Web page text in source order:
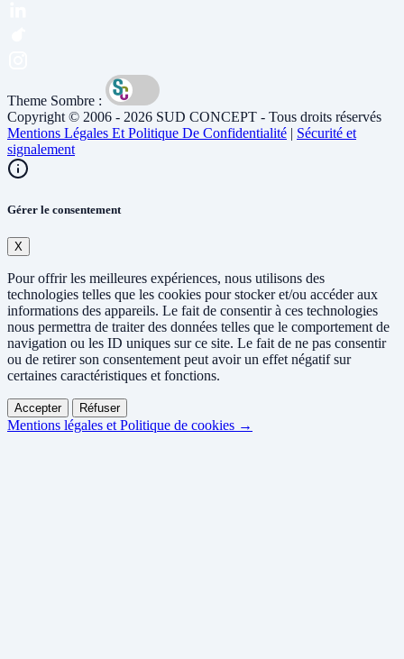
Theme Sombre :
Copyright © 2006 - 2026 SUD CONCEPT - Tous droits réservés
Mentions Légales Et Politique De Confidentialité | Sécurité et
signalement
Gérer le consentement
X
Pour offrir les meilleures expériences, nous utilisons des
technologies telles que les cookies pour stocker et/ou accéder aux
informations des appareils. Le fait de consentir à ces technologies
nous permettra de traiter des données telles que le comportement de
navigation ou les ID uniques sur ce site. Le fait de ne pas consentir
ou de retirer son consentement peut avoir un effet négatif sur
certaines caractéristiques et fonctions.
Accepter Réfuser
Mentions légales et Politique de cookies →